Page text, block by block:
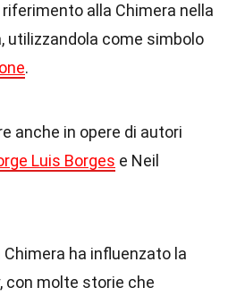
alla Chimera nella
utilizzandola come simbolo
.
anche in opere di autori
Luis Borges e Neil
Chimera ha influenzato la
con molte storie che